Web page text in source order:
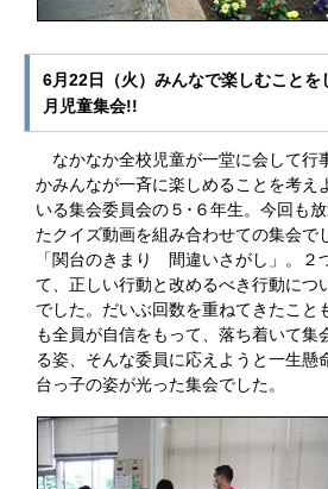
6月22日（火）みんなで楽しむこと
月児童集会!!
なかなか全校児童が一堂に会して行
かみんなが一斉に楽しめることを考え
いる集会委員会の５･６年生。今回も
たクイズ動画を組み合わせての集会で
「関台のきまり 間違いさがし」。２
て、正しい行動と改めるべき行動につ
でした。だいぶ回数を重ねてきたこと
も全員が自信をもって、落ち着いて集
る姿、そんな委員に応えようと一生懸
台っ子の姿が光った集会でした。